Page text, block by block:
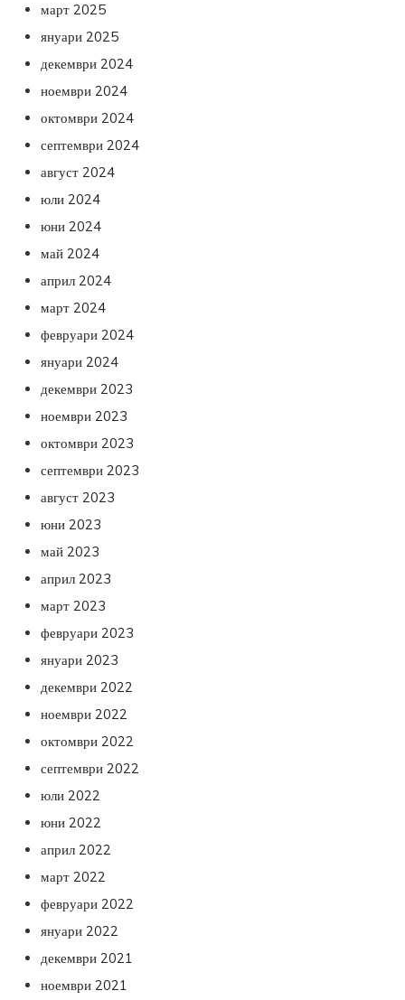
март 2025
януари 2025
декември 2024
ноември 2024
октомври 2024
септември 2024
август 2024
юли 2024
юни 2024
май 2024
април 2024
март 2024
февруари 2024
януари 2024
декември 2023
ноември 2023
октомври 2023
септември 2023
август 2023
юни 2023
май 2023
април 2023
март 2023
февруари 2023
януари 2023
декември 2022
ноември 2022
октомври 2022
септември 2022
юли 2022
юни 2022
април 2022
март 2022
февруари 2022
януари 2022
декември 2021
ноември 2021